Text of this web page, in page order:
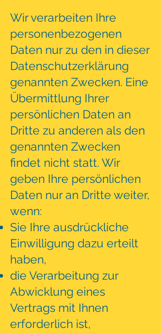
Wir verarbeiten Ihre
personenbezogenen
Daten nur zu den in dieser
Datenschutzerklärung
genannten Zwecken. Eine
Übermittlung Ihrer
persönlichen Daten an
Dritte zu anderen als den
genannten Zwecken
findet nicht statt. Wir
geben Ihre persönlichen
Daten nur an Dritte weiter,
wenn:
Sie Ihre ausdrückliche
Einwilligung dazu erteilt
haben,
die Verarbeitung zur
Abwicklung eines
Vertrags mit Ihnen
erforderlich ist,